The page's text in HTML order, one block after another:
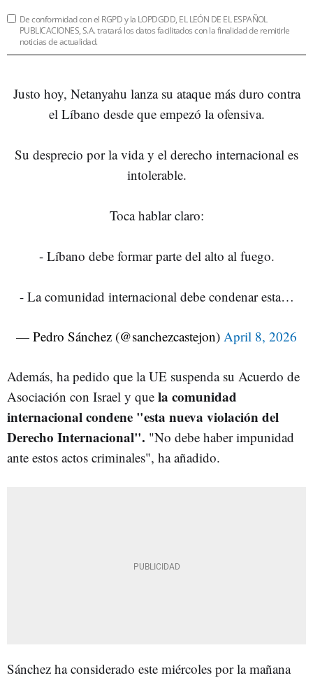
De conformidad con el RGPD y la LOPDGDD, EL LEÓN DE EL ESPAÑOL
PUBLICACIONES, S.A. tratará los datos facilitados con la finalidad de remitirle
noticias de actualidad.
Justo hoy, Netanyahu lanza su ataque más duro contra
el Líbano desde que empezó la ofensiva.
Su desprecio por la vida y el derecho internacional es
intolerable.
Toca hablar claro:
- Líbano debe formar parte del alto al fuego.
- La comunidad internacional debe condenar esta…
— Pedro Sánchez (@sanchezcastejon) April 8, 2026
Además, ha pedido que la UE suspenda su Acuerdo de
Asociación con Israel y que la comunidad
internacional condene "esta nueva violación del
Derecho Internacional". "No debe haber impunidad
ante estos actos criminales", ha añadido.
Sánchez ha considerado este miércoles por la mañana